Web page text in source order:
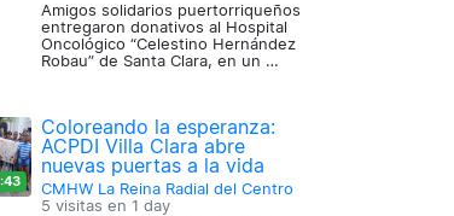
Amigos solidarios puertorriqueños
entregaron donativos al Hospital
Oncológico “Celestino Hernández
Robau” de Santa Clara, en un …
Coloreando la esperanza:
ACPDI Villa Clara abre
nuevas puertas a la vida
CMHW La Reina Radial del Centro
5 visitas en 1 day